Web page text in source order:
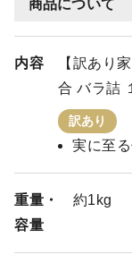
商品について
内容
【訳あり
合 バラ詰
訳あり
実に至
重量・
容量
約1kg